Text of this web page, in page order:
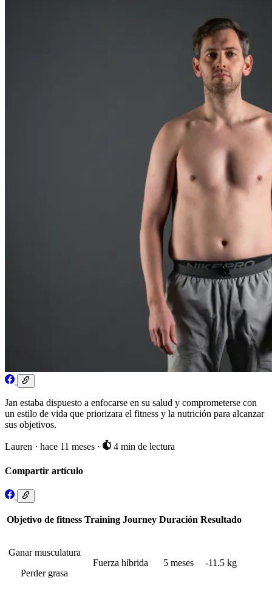
Jan estaba dispuesto a enfocarse en su salud y comprometerse con
un estilo de vida que priorizara el fitness y la nutrición para alcanzar
sus objetivos.
Lauren · hace 11 meses · 4 min de lectura
Compartir artículo
Objetivo de fitness Training Journey Duración Resultado
Ganar musculatura
Perder grasa
Fuerza híbrida 5 meses -11.5 kg